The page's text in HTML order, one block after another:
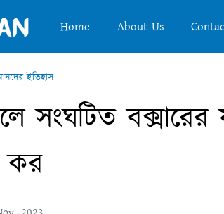
Home About Us
ইতিহাস
সংঘটিত বক্সারের
কর